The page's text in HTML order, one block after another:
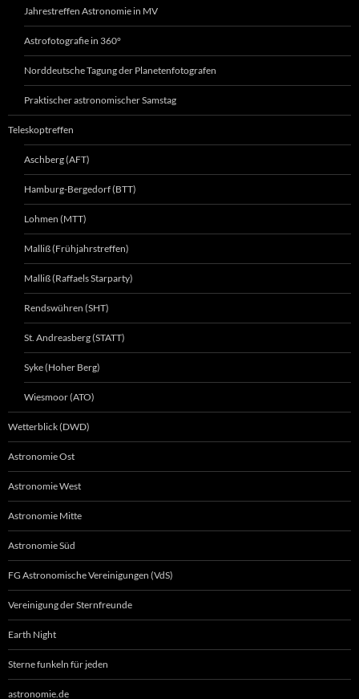
Jahrestreffen Astronomie in MV
Astrofotografie in 360°
Norddeutsche Tagung der Planetenfotografen
Praktischer astronomischer Samstag
Teleskoptreffen
Aschberg (AFT)
Hamburg-Bergedorf (BTT)
Lohmen (MTT)
Malliß (Frühjahrstreffen)
Malliß (Raffaels Starparty)
Rendswühren (SHT)
St. Andreasberg (STATT)
Syke (Hoher Berg)
Wiesmoor (ATO)
Wetterblick (DWD)
Astronomie Ost
Astronomie West
Astronomie Mitte
Astronomie Süd
FG Astronomische Vereinigungen (VdS)
Vereinigung der Sternfreunde
Earth Night
Sterne funkeln für jeden
astronomie.de